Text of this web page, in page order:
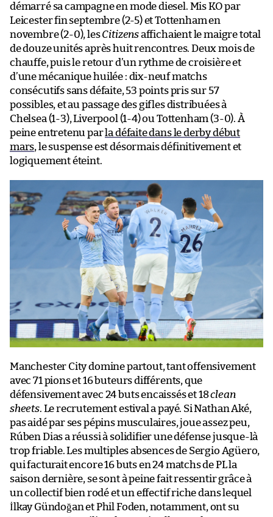
démarré sa campagne en mode diesel. Mis KO par
Leicester fin septembre (2-5) et Tottenham en
novembre (2-0), lesCitizensaffichaient le maigre total
de douze unités après huit rencontres. Deux mois de
chauffe, puis le retour d’un rythme de croisière et
d’une mécanique huilée : dix-neuf matchs
consécutifs sans défaite, 53 points pris sur 57
possibles, et au passage des gifles distribuées à
Chelsea (1-3), Liverpool (1-4) ou Tottenham (3-0). À
peine entretenu parla défaite dans le derby début
mars, le suspense est désormais définitivement et
logiquement éteint.
Manchester City domine partout, tant offensivement
avec 71 pions et 16 buteurs différents, que
défensivement avec 24 buts encaissés et 18clean
sheets. Le recrutement estival a payé. Si Nathan Aké,
pas aidé par ses pépins musculaires, joue assez peu,
Rúben Dias a réussi à solidifier une défense jusque-là
trop friable. Les multiples absences de Sergio Agüero,
qui facturait encore 16 buts en 24 matchs de PL la
saison dernière, se sont à peine fait ressentir grâce à
un collectif bien rodé et un effectif riche dans lequel
İlkay Gündoğan et Phil Foden, notamment, ont su